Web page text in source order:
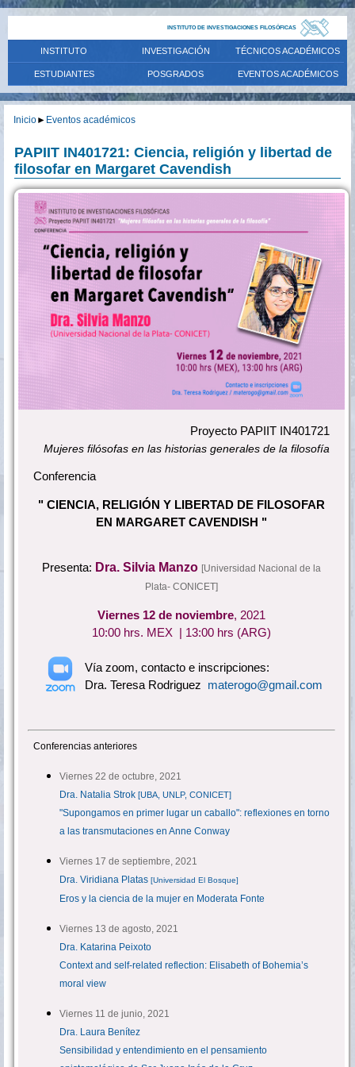
INSTITUTO DE INVESTIGACIONES FILOSÓFICAS
INSTITUTO INVESTIGACIÓN TÉCNICOS ACADÉMICOS
ESTUDIANTES POSGRADOS EVENTOS ACADÉMICOS
Inicio► Eventos académicos
PAPIIT IN401721: Ciencia, religión y libertad de
filosofar en Margaret Cavendish
Proyecto PAPIIT IN401721
Mujeres filósofas en las historias generales de la filosofía
Conferencia
" CIENCIA, RELIGIÓN Y LIBERTAD DE FILOSOFAR
EN MARGARET CAVENDISH "
Presenta: Dra. Silvia Manzo [Universidad Nacional de la
Plata- CONICET]
Viernes 12 de noviembre, 2021
10:00 hrs. MEX | 13:00 hrs (ARG)
Vía zoom, contacto e inscripciones:
Dra. Teresa Rodriguez materogo@gmail.com
Conferencias anteriores
Viernes 22 de octubre, 2021
Dra. Natalia Strok[UBA, UNLP, CONICET]
"Supongamos en primer lugar un caballo": reflexiones en torno
a las transmutaciones en Anne Conway
Viernes 17 de septiembre, 2021
Dra. Viridiana Platas[Universidad El Bosque]
Eros y la ciencia de la mujer en Moderata Fonte
Viernes 13 de agosto, 2021
Dra. Katarina Peixoto
Context and self-related reflection: Elisabeth of Bohemia’s
moral view
Viernes 11 de junio, 2021
Dra. Laura Benítez
Sensibilidad y entendimiento en el pensamiento